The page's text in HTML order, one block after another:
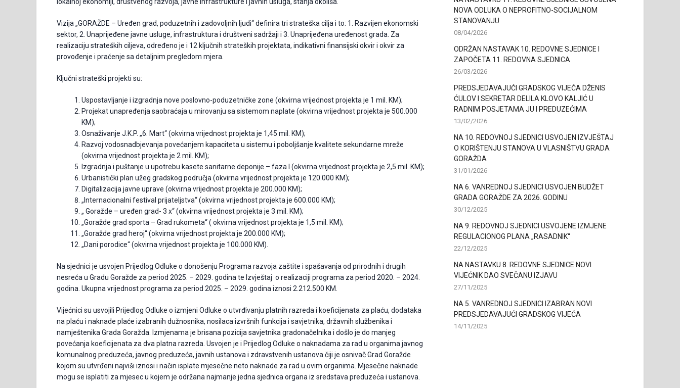
lokalnoj ekonomiji, društvenog razvoja, javne infrastrukture i javnih usluga, stanja okoliša.
Vizija „GORAŽDE – Uređen grad, poduzetnih i zadovoljnih ljudi“ definira tri strateška cilja i to: 1. Razvijen ekonomski
sektor, 2. Unaprijeđene javne usluge, infrastruktura i društveni sadržaji i 3. Unaprijeđena uređenost grada. Za
realizaciju strateških ciljeva, određeno je i 12 ključnih strateških projektata, indikativni finansijski okvir i okvir za
provođenje i praćenje sa detaljnim pregledom mjera.
Ključni strateški projekti su:
Uspostavljanje i izgradnja nove poslovno-poduzetničke zone (okvirna vrijednost projekta je 1 mil. KM);
Projekat unapređenja saobraćaja u mirovanju sa sistemom naplate (okvirna vrijednost projekta je 500.000
KM);
Osnaživanje J.K.P. „6. Mart“ (okvirna vrijednost projekta je 1,45 mil. KM);
Razvoj vodosnadbjevanja povećanjem kapaciteta u sistemu i poboljšanje kvalitete sekundarne mreže
(okvirna vrijednost projekta je 2 mil. KM);
Izgradnja i puštanje u upotrebu kasete sanitarne deponije – faza I (okvirna vrijednost projekta je 2,5 mil. KM);
Urbanistički plan užeg gradskog područja (okvirna vrijednost projekta je 120.000 KM);
Digitalizacija javne uprave (okvirna vrijednost projekta je 200.000 KM);
„Internacionalni festival prijateljstva“ (okvirna vrijednost projekta je 600.000 KM);
„ Goražde – uređen grad- 3 x“ (okvirna vrijednost projekta je 3 mil. KM);
„Goražde grad sporta – Grad rukometa“ ( okvirna vrijednost projekta je 1,5 mil. KM);
„Goražde grad heroj“ (okvirna vrijednost projekta je 200.000 KM);
„Dani porodice“ (okvirna vrijednost projekta je 100.000 KM).
Na sjednici je usvojen Prijedlog Odluke o donošenju Programa razvoja zaštite i spašavanja od prirodnih i drugih
nesreća u Gradu Goražde za period 2025. – 2029. godina te Izvještaj o realizaciji programa za period 2020. – 2024.
godina. Ukupna vrijednost programa za period 2025. – 2029. godina iznosi 2.212.500 KM.
Vijećnici su usvojili Prijedlog Odluke o izmjeni Odluke o utvrđivanju platnih razreda i koeficijenata za plaću, dodataka
na plaću i naknade plaće izabranih dužnosnika, nosilaca izvršnih funkcija i savjetnika, državnih službenika i
namještenika Grada Goražda. Izmjenama je brisana pozicija savjetnika gradonačelnika i došlo je do manjeg
povećanja koeficijenata za dva platna razreda. Usvojen je i Prijedlog Odluke o naknadama za rad u organima javnog
komunalnog preduzeća, javnog preduzeća, javnih ustanova i zdravstvenih ustanova čiji je osnivač Grad Goražde
kojom su utvrđeni najviši iznosi i način isplate mjesečne neto naknade za rad u ovim organima. Mjesečne naknade
mogu se isplatiti za mjesec u kojem je održana najmanje jedna sjednica organa iz sredstava preduzeća i ustanova.
NOVA ODLUKA O NEPROFITNO-SOCIJALNOM
STANOVANJU
08/04/2026
ODRŽAN NASTAVAK 10. REDOVNE SJEDNICE I
ZAPOČETA 11. REDOVNA SJEDNICA
26/03/2026
PREDSJEDAVAJUĆI GRADSKOG VIJEĆA DŽENIS
ĆULOV I SEKRETAR DELILA KLOVO KALJIĆ U
RADNIM POSJETAMA JU I PREDUZEĆIMA
13/02/2026
NA 10. REDOVNOJ SJEDNICI USVOJEN IZVJEŠTAJ
O KORIŠTENJU STANOVA U VLASNIŠTVU GRADA
GORAŽDA
31/01/2026
NA 6. VANREDNOJ SJEDNICI USVOJEN BUDŽET
GRADA GORAŽDE ZA 2026. GODINU
30/12/2025
NA 9. REDOVNOJ SJEDNICI USVOJENE IZMJENE
REGULACIONOG PLANA „RASADNIK“
22/12/2025
NA NASTAVKU 8. REDOVNE SJEDNICE NOVI
VIJEĆNIK DAO SVEČANU IZJAVU
27/11/2025
NA 5. VANREDNOJ SJEDNICI IZABRAN NOVI
PREDSJEDAVAJUĆI GRADSKOG VIJEĆA
14/11/2025